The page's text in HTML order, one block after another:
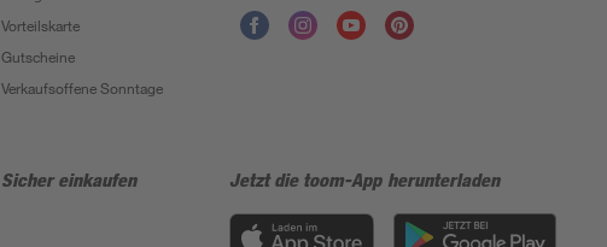
Vorteilskarte
Gutscheine
Verkaufsoffene Sonntage
Sicher einkaufen Jetzt die toom-App herunterladen